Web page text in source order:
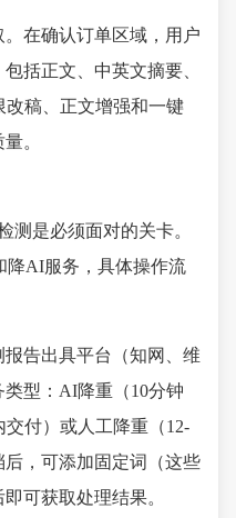
在确认订单区域，用户
括正文、中英文摘要、
稿、正文增强和一键
。
测是必须面对的关卡。
降AI服务，具体操作流
告出具平台（知网、维
型：AI降重（10分钟
付）或人工降重（12-
，可添加固定词（这些
可获取处理结果。